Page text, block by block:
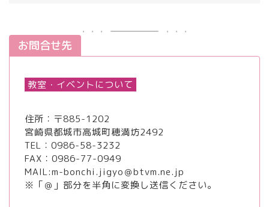
お問合せ先
教室・イベントについて
住所：〒885-1202
宮崎県都城市高城町穂満坊2492
TEL： 0986-58-3232
FAX：0986-77-0949
MAIL:m-bonchi.jigyo＠btvm.ne.jp
※「＠」部分を半角に変換し送信ください。